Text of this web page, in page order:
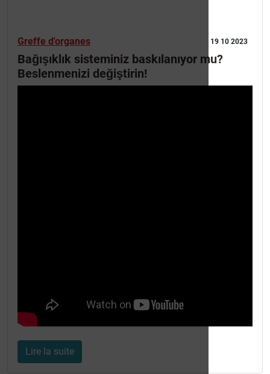
19 10 2023
Greffe d'organes
Bağışıklık sisteminiz baskılanıyor mu?
Beslenmenizi değiştirin!
Lire la suite